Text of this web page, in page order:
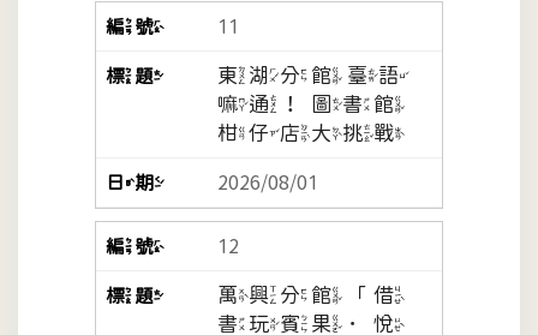
11
東湖分館 臺語
嘛通！圖書館
柑仔店大挑戰
2026/08/01
12
萬興分館「借
書玩賓果．悅